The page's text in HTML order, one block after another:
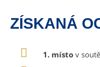
ZÍSKANÁ
1. místo v